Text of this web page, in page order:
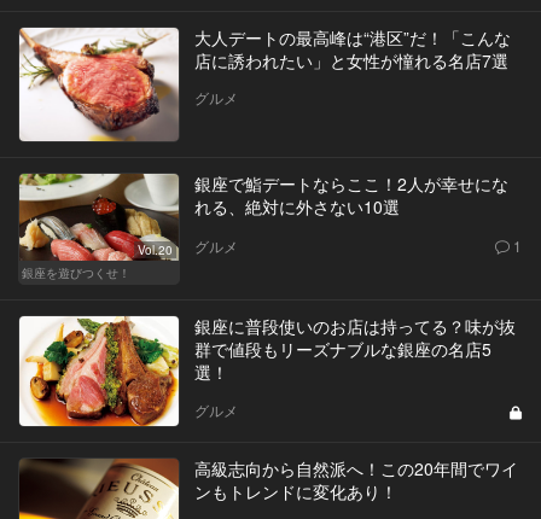
大人デートの最高峰は“港区”だ！「こんな
店に誘われたい」と女性が憧れる名店7選
グルメ
Vol.20
銀座を遊びつくせ！
銀座で鮨デートならここ！2人が幸せにな
れる、絶対に外さない10選
グルメ 1
銀座に普段使いのお店は持ってる？味が抜
群で値段もリーズナブルな銀座の名店5
選！
グルメ
高級志向から自然派へ！この20年間でワイ
ンもトレンドに変化あり！